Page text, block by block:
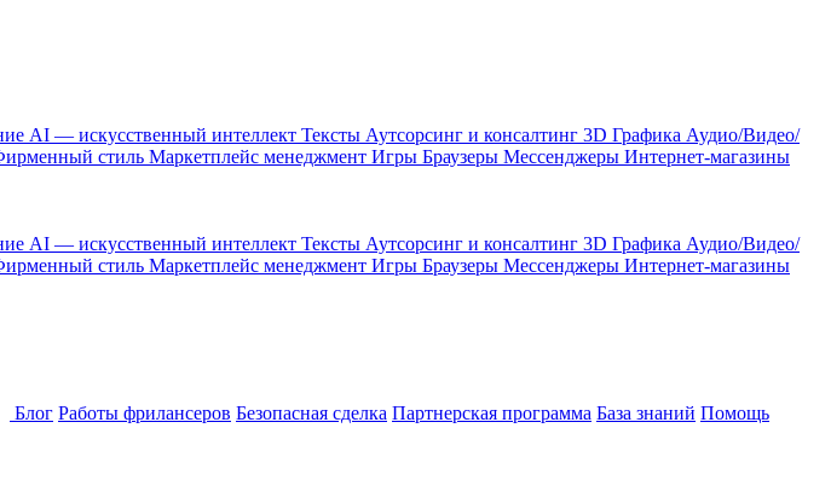
AI — искусственный интеллект Тексты Аутсорсинг и консалтинг 3D Графика Аудио/Видео/
стиль Маркетплейс менеджмент Игры Браузеры Мессенджеры Интернет-магазины
AI — искусственный интеллект Тексты Аутсорсинг и консалтинг 3D Графика Аудио/Видео/
стиль Маркетплейс менеджмент Игры Браузеры Мессенджеры Интернет-магазины
Блог Работы фрилансеров Безопасная сделка Партнерская программа База знаний Помощь